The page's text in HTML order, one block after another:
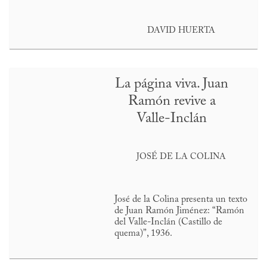
DAVID HUERTA
La página viva. Juan
Ramón revive a
Valle-Inclán
JOSÉ DE LA COLINA
José de la Colina presenta un texto
de Juan Ramón Jiménez: “Ramón
del Valle-Inclán (Castillo de
quema)”, 1936.